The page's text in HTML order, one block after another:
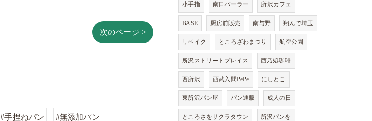
次のページ >
#手捏ねパン #無添加パン
小手指 南口パーラー 所沢カフェ
BASE 厨房前販売 南与野 翔んで埼玉
リベイク ところざわまつり 航空公園
所沢ストリートプレイス 西乃処珈琲
西所沢 西武入間PePe にしとこ
東所沢パン屋 パン通販 成人の日
ところさをサクラタウン 所沢パンを